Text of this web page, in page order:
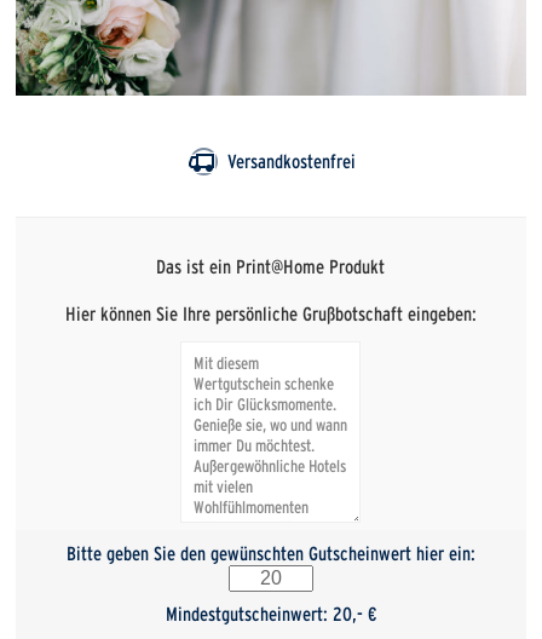
Versandkostenfrei
Das ist ein Print@Home Produkt
Hier können Sie Ihre persönliche Grußbotschaft eingeben:
Bitte geben Sie den gewünschten Gutscheinwert hier ein:
Mindestgutscheinwert: 20,- €